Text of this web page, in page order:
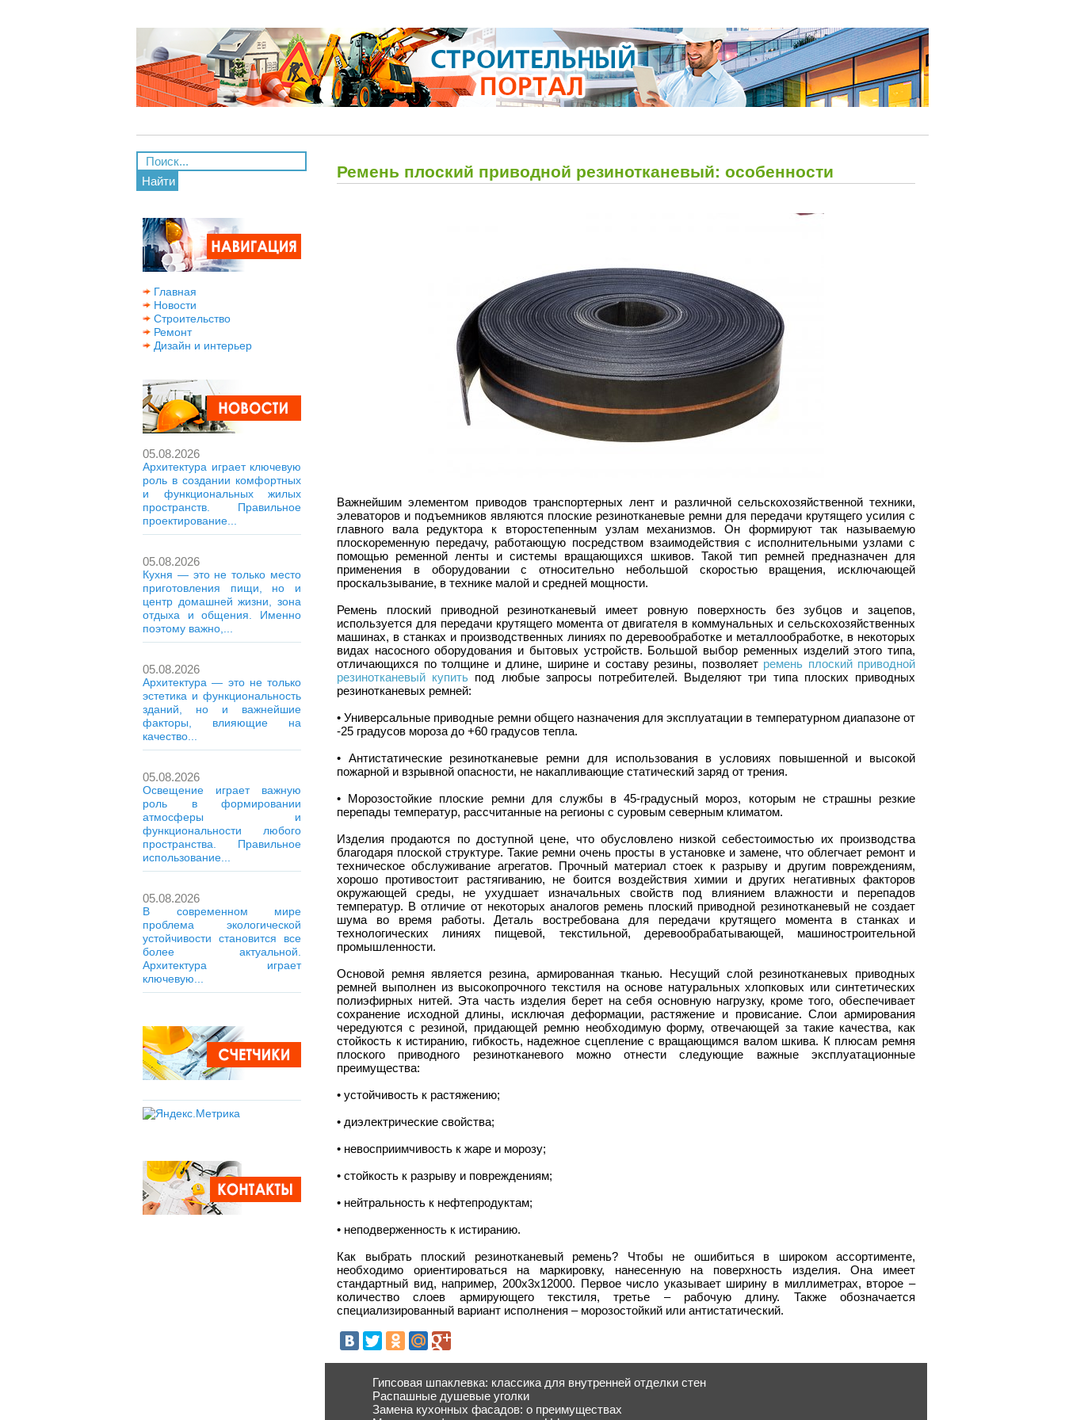
Найти
Главная
Новости
Строительство
Ремонт
Дизайн и интерьер
05.08.2026
Архитектура играет ключевую
роль в создании комфортных
и функциональных жилых
пространств. Правильное
проектирование...
05.08.2026
Кухня — это не только место
приготовления пищи, но и
центр домашней жизни, зона
отдыха и общения. Именно
поэтому важно,...
05.08.2026
Архитектура — это не только
эстетика и функциональность
зданий, но и важнейшие
факторы, влияющие на
качество...
05.08.2026
Освещение играет важную
роль в формировании
атмосферы и
функциональности любого
пространства. Правильное
использование...
05.08.2026
В современном мире
проблема экологической
устойчивости становится все
более актуальной.
Архитектура играет
ключевую...
Ремень плоский приводной резинотканевый: особенности
Важнейшим элементом приводов транспортерных лент и различной сельскохозяйственной техники,
элеваторов и подъемников являются плоские резинотканевые ремни для передачи крутящего усилия с
главного вала редуктора к второстепенным узлам механизмов. Он формируют так называемую
плоскоременную передачу, работающую посредством взаимодействия с исполнительными узлами с
помощью ременной ленты и системы вращающихся шкивов. Такой тип ремней предназначен для
применения в оборудовании с относительно небольшой скоростью вращения, исключающей
проскальзывание, в технике малой и средней мощности.
Ремень плоский приводной резинотканевый имеет ровную поверхность без зубцов и зацепов,
используется для передачи крутящего момента от двигателя в коммунальных и сельскохозяйственных
машинах, в станках и производственных линиях по деревообработке и металлообработке, в некоторых
видах насосного оборудования и бытовых устройств. Большой выбор ременных изделий этого типа,
отличающихся по толщине и длине, ширине и составу резины, позволяет ремень плоский приводной
резинотканевый купить под любые запросы потребителей. Выделяют три типа плоских приводных
резинотканевых ремней:
• Универсальные приводные ремни общего назначения для эксплуатации в температурном диапазоне от
-25 градусов мороза до +60 градусов тепла.
• Антистатические резинотканевые ремни для использования в условиях повышенной и высокой
пожарной и взрывной опасности, не накапливающие статический заряд от трения.
• Морозостойкие плоские ремни для службы в 45-градусный мороз, которым не страшны резкие
перепады температур, рассчитанные на регионы с суровым северным климатом.
Изделия продаются по доступной цене, что обусловлено низкой себестоимостью их производства
благодаря плоской структуре. Такие ремни очень просты в установке и замене, что облегчает ремонт и
техническое обслуживание агрегатов. Прочный материал стоек к разрыву и другим повреждениям,
хорошо противостоит растягиванию, не боится воздействия химии и других негативных факторов
окружающей среды, не ухудшает изначальных свойств под влиянием влажности и перепадов
температур. В отличие от некоторых аналогов ремень плоский приводной резинотканевый не создает
шума во время работы. Деталь востребована для передачи крутящего момента в станках и
технологических линиях пищевой, текстильной, деревообрабатывающей, машиностроительной
промышленности.
Основой ремня является резина, армированная тканью. Несущий слой резинотканевых приводных
ремней выполнен из высокопрочного текстиля на основе натуральных хлопковых или синтетических
полиэфирных нитей. Эта часть изделия берет на себя основную нагрузку, кроме того, обеспечивает
сохранение исходной длины, исключая деформации, растяжение и провисание. Слои армирования
чередуются с резиной, придающей ремню необходимую форму, отвечающей за такие качества, как
стойкость к истиранию, гибкость, надежное сцепление с вращающимся валом шкива. К плюсам ремня
плоского приводного резинотканевого можно отнести следующие важные эксплуатационные
преимущества:
• устойчивость к растяжению;
• диэлектрические свойства;
• невосприимчивость к жаре и морозу;
• стойкость к разрыву и повреждениям;
• нейтральность к нефтепродуктам;
• неподверженность к истиранию.
Как выбрать плоский резинотканевый ремень? Чтобы не ошибиться в широком ассортименте,
необходимо ориентироваться на маркировку, нанесенную на поверхность изделия. Она имеет
стандартный вид, например, 200х3х12000. Первое число указывает ширину в миллиметрах, второе –
количество слоев армирующего текстиля, третье – рабочую длину. Также обозначается
специализированный вариант исполнения – морозостойкий или антистатический.
Гипсовая шпаклевка: классика для внутренней отделки стен
Распашные душевые уголки
Замена кухонных фасадов: о преимуществах